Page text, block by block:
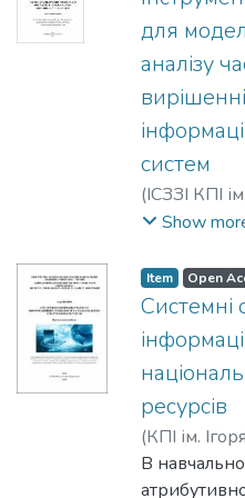
та
для
аналізу
систем
(ІСЗЗІ КПІ
Шарадкін,
Show
Item Open
Системні
ресурсів
(КПІ ім.
Ігор
В